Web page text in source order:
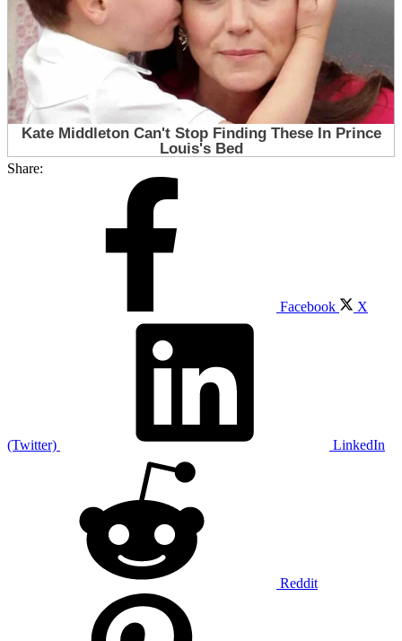
Share:
Facebook X
(Twitter) LinkedIn
Reddit